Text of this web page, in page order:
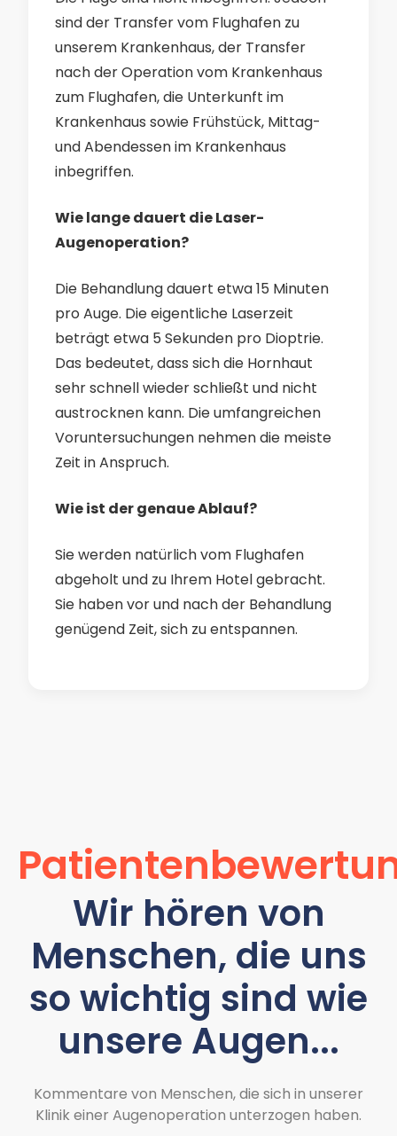
sind der Transfer vom Flughafen zu
unserem Krankenhaus, der Transfer
nach der Operation vom Krankenhaus
zum Flughafen, die Unterkunft im
Krankenhaus sowie Frühstück, Mittag-
und Abendessen im Krankenhaus
inbegriffen.
Wie lange dauert die Laser-
Augenoperation?
Die Behandlung dauert etwa 15 Minuten
pro Auge. Die eigentliche Laserzeit
beträgt etwa 5 Sekunden pro Dioptrie.
Das bedeutet, dass sich die Hornhaut
sehr schnell wieder schließt und nicht
austrocknen kann. Die umfangreichen
Voruntersuchungen nehmen die meiste
Zeit in Anspruch.
Wie ist der genaue Ablauf?
Sie werden natürlich vom Flughafen
abgeholt und zu Ihrem Hotel gebracht.
Sie haben vor und nach der Behandlung
genügend Zeit, sich zu entspannen.
Wir hören von
Menschen, die uns
so wichtig sind wie
unsere Augen...
Kommentare von Menschen, die sich in unserer
Klinik einer Augenoperation unterzogen haben.